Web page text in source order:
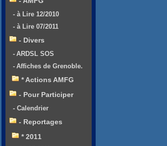
- à Lire 12/2010
- à Lire 07/2011
- Divers
- ARDSL SOS
- Affiches de Grenoble.
* Actions AMFG
- Pour Participer
- Calendrier
- Reportages
* 2011